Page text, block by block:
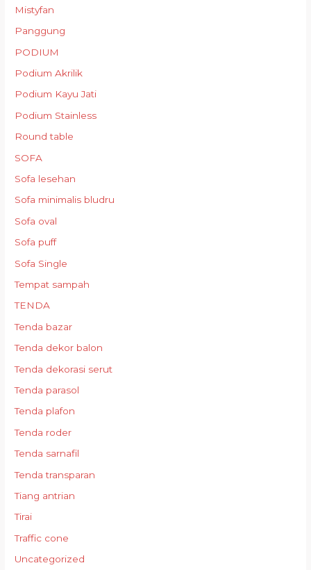
Mistyfan
Panggung
PODIUM
Podium Akrilik
Podium Kayu Jati
Podium Stainless
Round table
SOFA
Sofa lesehan
Sofa minimalis bludru
Sofa oval
Sofa puff
Sofa Single
Tempat sampah
TENDA
Tenda bazar
Tenda dekor balon
Tenda dekorasi serut
Tenda parasol
Tenda plafon
Tenda roder
Tenda sarnafil
Tenda transparan
Tiang antrian
Tirai
Traffic cone
Uncategorized